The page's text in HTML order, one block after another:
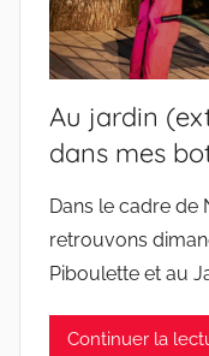
Au jardin
dans mes
Dans le cadre de
retrouvons
Piboulette et au
Continuer la